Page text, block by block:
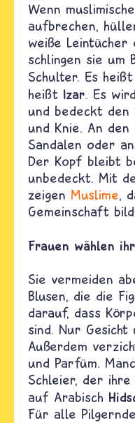
Wenn
aufbrechen,
weiße Leintücher
schlingen sie um
Schulter. Es heißt
heißt Izar. Es
und bedeckt den
und Knie. An
Sandalen oder
Der Kopf bleibt
unbedeckt. Mit
zeigen Muslime,
Gemeinschaft
Frauen wählen
Sie vermeiden
Blusen, die die
darauf, dass
sind. Nur
Außerdem
und Parfüm.
Schleier, der
auf Arabisch
Für alle